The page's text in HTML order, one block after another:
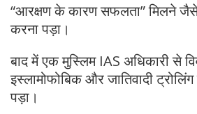
“आरक्षण के कारण सफलता” मिलने जैसे
करना पड़ा।
बाद में एक मुस्लिम IAS अधिकारी से
इस्लामोफोबिक और जातिवादी
पड़ा।